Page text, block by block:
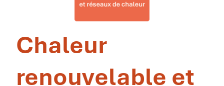
Chaleur
renouvelable et